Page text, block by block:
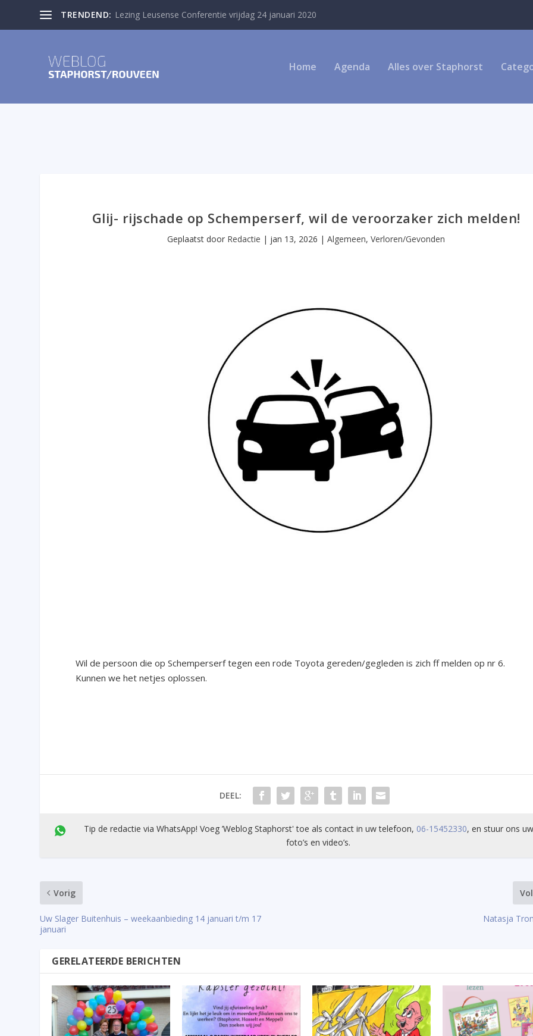
TRENDEND: Lezing Leusense Conferentie vrijdag 24 januari 2020
Home Agenda Alles over Staphorst
Glij- rijschade op Schemperserf, wil de veroorzaker zich melden!
Geplaatst door Redactie | jan 13, 2026 |Algemeen,Verloren/Gevonden
Wil de persoon die op Schemperserf tegen een rode Toyota gereden/gegleden is zich ff melden op nr 6.
Kunnen we het netjes oplossen.
DEEL:
Tip de redactie via WhatsApp! Voeg ’Weblog Staphorst' toe als contact in uw telefoon, 06-15452330, en stuur ons
foto’s en video’s.
Vorig
Uw Slager Buitenhuis – weekaanbieding 14 januari t/m 17
januari
Natasja
GERELATEERDE BERICHTEN